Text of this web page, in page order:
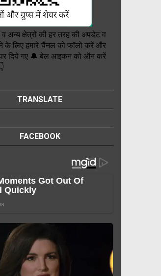
अन्य क्षेत्रों की हर तरह की अपडेट व
के लिए हमारे चैनल को फॉलो करें और
पर दिये गए 🔔 बेल आइकन को ऑन करें
TRANSLATE
FACEBOOK